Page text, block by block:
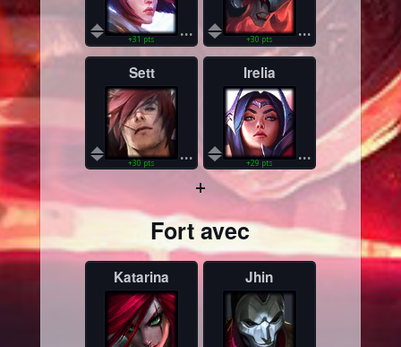
...
+31 pts ...
+30 pts
Sett
...
+30 pts
Irelia
...
+29 pts
+
Fort avec
Katarina Jhin